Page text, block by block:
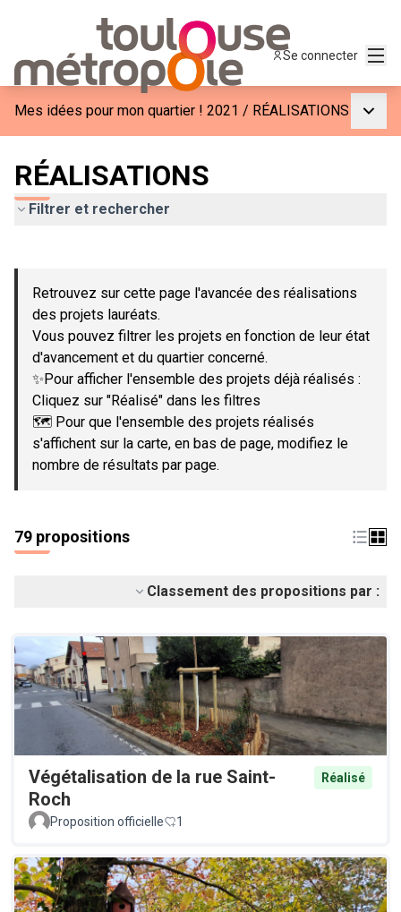
Se connecter
Mes idées pour mon quartier ! 2021 / RÉALISATIONS
RÉALISATIONS
Filtrer et rechercher
−
Retrouvez sur cette page l'avancée des réalisations
des projets lauréats.
Vous pouvez filtrer les projets en fonction de leur état
d'avancement et du quartier concerné.
✨Pour afficher l'ensemble des projets déjà réalisés :
Cliquez sur "Réalisé" dans les filtres
🗺️ Pour que l'ensemble des projets réalisés
s'affichent sur la carte, en bas de page, modifiez le
nombre de résultats par page.
79 propositions
Classement des propositions par :
Végétalisation de la rue Saint-
Roch
Réalisé
Proposition officielle 1